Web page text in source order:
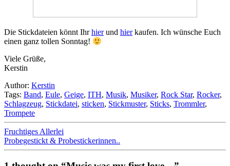
Die Stickdateien könnt Ihrhierund hierkaufen. Ich wünsche Euch
einen ganz tollen Sonntag!
Viele Grüße,
Kerstin
Author: Kerstin
Tags: Band, Eule, Geige, ITH, Musik, Musiker, Rock Star, Rocker,
Schlagzeug, Stickdatei, sticken, Stickmuster, Sticks, Trommler,
Trompete
Fruchtiges Allerlei
Probegestickt & Probestickerinnen..